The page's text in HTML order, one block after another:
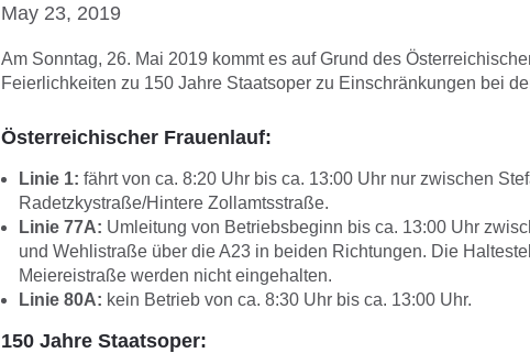
May 23, 2019
Am Sonntag, 26. Mai 2019 kommt es auf Grund des
Feierlichkeiten zu 150 Jahre Staatsoper zu Einschränkungen bei
Österreichischer Frauenlauf:
Linie 1: fährt von ca. 8:20 Uhr bis ca. 13:00 Uhr nur zwischen
Radetzkystraße/Hintere Zollamtsstraße.
Linie 77A: Umleitung von Betriebsbeginn bis ca. 13:00 Uhr
und Wehlistraße über die A23 in beiden Richtungen. Die
Meiereistraße werden nicht eingehalten.
Linie 80A: kein Betrieb von ca. 8:30 Uhr bis ca. 13:00 Uhr.
150 Jahre Staatsoper: